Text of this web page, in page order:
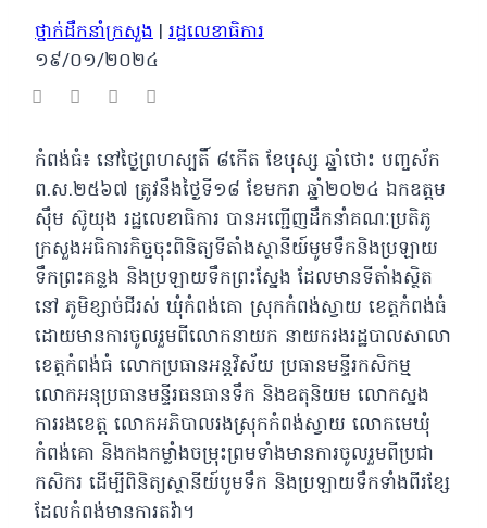
ថ្នាក់ដឹកនាំក្រសួង | រដ្ឋលេខាធិការ
១៩/០១/២០២៤
កំពង់ធំ៖ នៅថ្ងៃព្រហស្បតិ៍ ៨កើត ខែបុស្ស ឆ្នាំថោះ បញ្ចស័ក
ព.ស.២៥៦៧ ត្រូវនឹងថ្ងៃទី១៨ ខែមករា ឆ្នាំ២០២៤ ឯកឧត្តម
ស៊ឹម ស៊ូយុង រដ្ឋលេខាធិការ បានអញ្ជើញដឹកនាំគណៈប្រតិភូ
ក្រសួងអធិការកិច្ចចុះពិនិត្យទីតាំងស្ថានីយ៍មូមទឹកនិងប្រឡាយ
ទឹកព្រះគន្លង និងប្រឡាយទឹកព្រះស្នែង ដែលមានទីតាំងស្ថិត
នៅ ភូមិខ្សាច់ជីរស់ ឃុំកំពង់គោ ស្រុកកំពង់ស្វាយ ខេត្តកំពង់ធំ
ដោយមានការចូលរួមពីលោកនាយក នាយករងរដ្ឋបាលសាលា
ខេត្តកំពង់ធំ លោកប្រធានអន្តវិស័យ ប្រធានមន្ទីរកសិកម្ម
លោកអនុប្រធានមន្ទីរធនធានទឹក និងឧតុនិយម លោកស្នង
ការរងខេត្ត លោកអភិបាលរងស្រុកកំពង់ស្វាយ លោកមេឃុំ
កំពង់គោ និងកងកម្លាំងចម្រុះព្រមទាំងមានការចូលរួមពីប្រជា
កសិករ ដើម្បីពិនិត្យស្ថានីយ៍បូមទឹក និងប្រឡាយទឹកទាំងពីរខ្សែ
ដែលកំពង់មានការតវ៉ា។